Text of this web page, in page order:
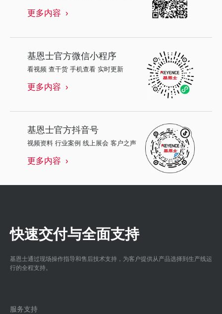
更多内容
基恩士官方微信小程序
看视频 查干货 手机查看 实时更新
更多内容
基恩士官方抖音号
视频资料 行业案例 线上展会 客户之声
更多内容
快速交付与全面支持
基恩士通过现场操作指导和售后技术支持，为客户提供从产品选择到生产线运
行的全程支持。
服务支持